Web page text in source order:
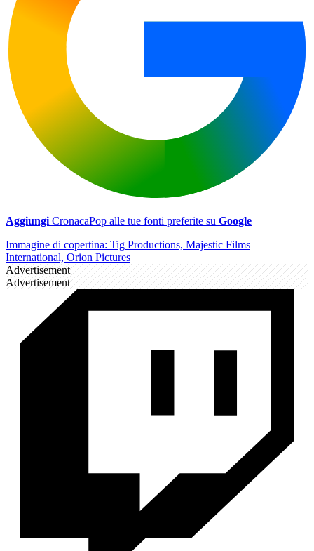
Aggiungi CronacaPop alle tue fonti preferite su Google
Immagine di copertina: Tig Productions, Majestic Films
International, Orion Pictures
Advertisement
Advertisement